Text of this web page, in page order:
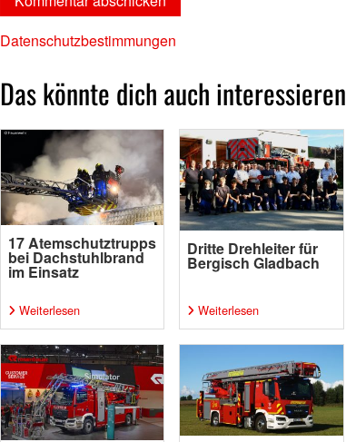
Datenschutzbestimmungen
Das könnte dich auch interessieren
17 Atemschutztrupps
bei Dachstuhlbrand
im Einsatz
Weiterlesen
Dritte Drehleiter für
Bergisch Gladbach
Weiterlesen